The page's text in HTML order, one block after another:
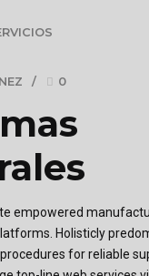
0
empowered
Holisticly
for reliable